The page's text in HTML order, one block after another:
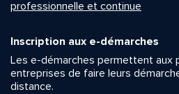
professionnelle et continue
Inscription aux e-démarches
Les e-démarches permettent aux
entreprises de faire leurs
distance.